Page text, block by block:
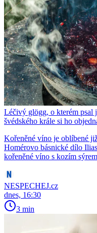
Léčivý glögg, o kterém psal
švédského krále si ho
Kořeněné víno je oblíbené
Homérovo básnické dílo
kořeněné víno s kozím
NESPECHEJ.cz
dnes, 16:30
3 min